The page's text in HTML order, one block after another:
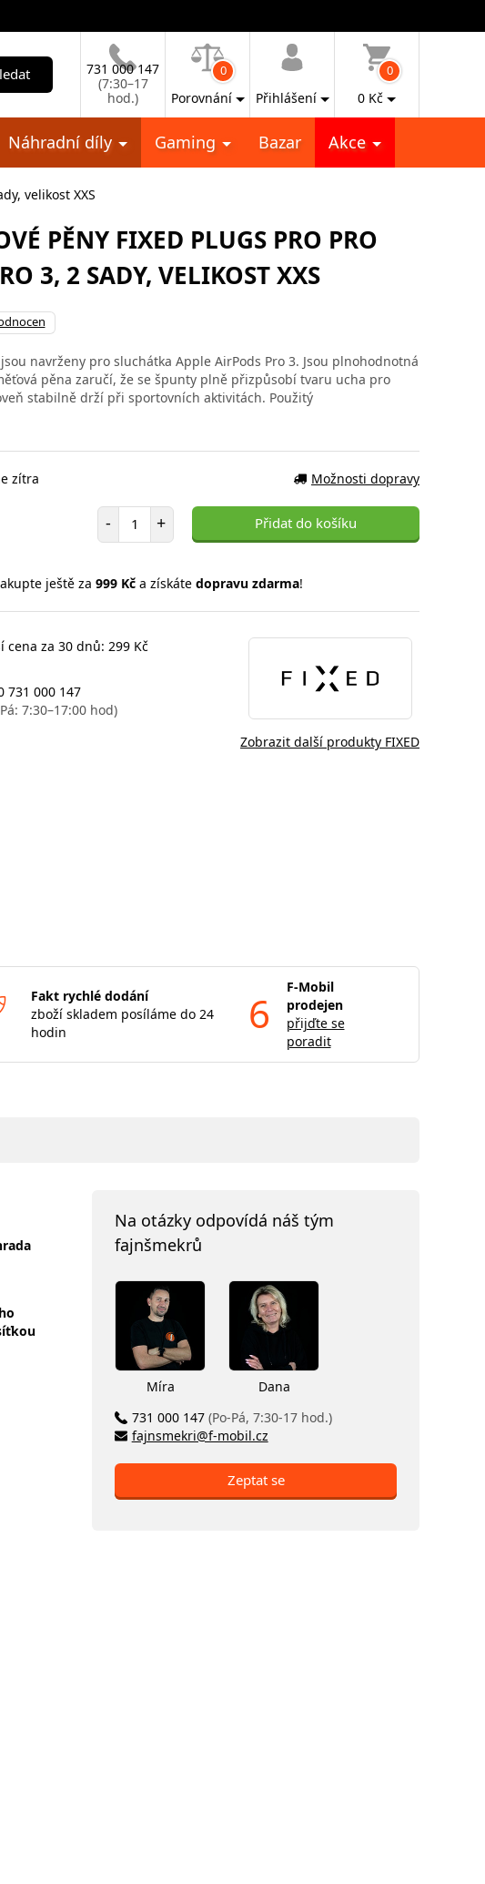
731 000 147
(7:30–17
hod.)
0
Porovnání Přihlášení
0
0 Kč
Náhradní díly Gaming Bazar Akce
velikost XXS
PĚNY FIXED PLUGS PRO PRO
3, 2 SADY, VELIKOST XXS
navrženy pro sluchátka Apple AirPods Pro 3. Jsou plnohodnotná
pěna zaručí, že se špunty plně přizpůsobí tvaru ucha pro
stabilně drží při sportovních aktivitách. Použitý
zítra Možnosti dopravy
- Počet položek
+ Přidat do košíku
ještě za 999 Kča získáte dopravu zdarma!
cena za 30 dnů: 299 Kč
731 000 147
7:30–17:00 hod)
Zobrazit další produkty FIXED
Fakt rychlé dodání
zboží skladem posíláme do 24
hodin
6
F-Mobil
prodejen
přijďte se
poradit
Na otázky odpovídá náš tým
fajnšmekrů
Míra
Dana
731 000 147 (Po-Pá, 7:30-17 hod.)
fajnsmekri@f-mobil.cz
Zeptat se